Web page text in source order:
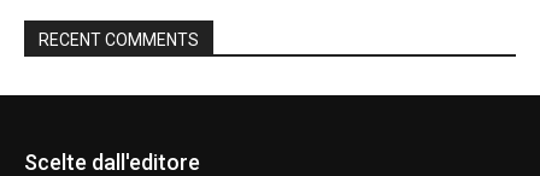
RECENT COMMENTS
Scelte dall'editore